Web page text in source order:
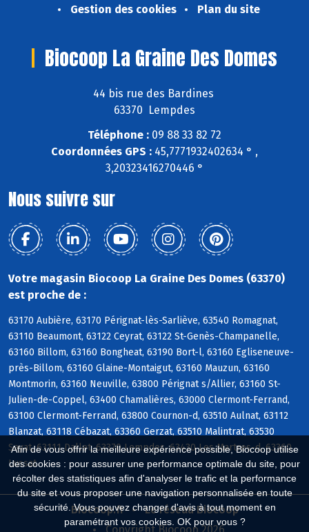
Afin de vous offrir la meilleure expérience possible, Biocoop utilise
des cookies : pour assurer une performance optimale du site, pour
récolter des statistiques afin d'analyser le trafic et la performance
du site et vous proposer une navigation personnalisée en toute
sécurité. Vous pouvez changer d'avis à tout moment en
paramétrant vos cookies. OK pour vous ?
Gestion des cookies
Plan du site
Biocoop La Graine Des Domes
44 bis rue des Bardines
63370 Lempdes
Téléphone : 09 88 33 82 72
Coordonnées GPS : 45,7771932402634 ° ,
3,20323416270446 °
Nous suivre sur
Votre magasin Biocoop La Graine Des Domes (63370)
est proche de :
63170 Aubière, 63170 Pérignat-lès-Sarliève, 63540 Romagnat,
63110 Beaumont, 63122 Ceyrat, 63122 St-Genès-Champanelle,
63160 Billom, 63160 Bongheat, 63190 Bort-l, 63160 Egliseneuve-
près-Billom, 63160 Glaine-Montaigut, 63160 Mauzun, 63160
Montmorin, 63160 Neuville, 63800 Pérignat s/Allier, 63160 St-
Julien-de-Coppel, 63400 Chamalières, 63000 Clermont-Ferrand,
63100 Clermont-Ferrand, 63800 Cournon-d, 63510 Aulnat, 63112
Blanzat, 63118 Cébazat, 63360 Gerzat, 63510 Malintrat, 63530
Sayat, 63111 Dallet, 63370 Lempdes, 63430 Les Martres-d, 63360
Lussat
Biocoop.fr
Le réseau Biocoop